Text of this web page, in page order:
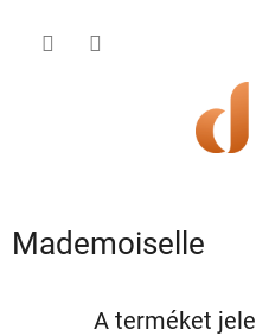
Mademoiselle
A terméket